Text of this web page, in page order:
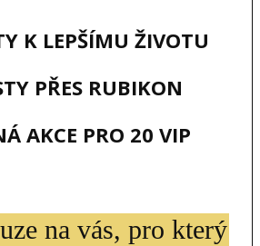
K LEPŠÍMU ŽIVOTU
PŘES RUBIKON
AKCE PRO 20 VIP
na vás, pro který